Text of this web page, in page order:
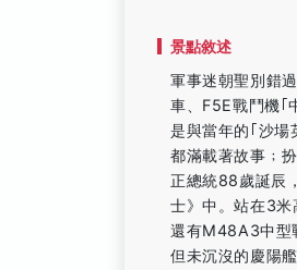
景點敘述
軍事迷朝聖別錯
車、F5E戰鬥機｢
是與當年的｢沙場
都滿載著故事﹔
正總統88歲誕辰
士》中。站在3米
還有M48A3中型
但未沉沒的慶陽